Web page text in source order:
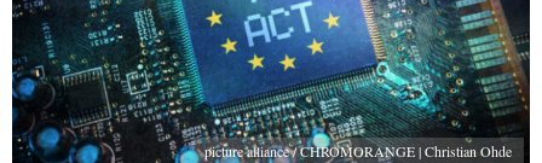
picture alliance / CHROMORANGE | Christian Ohde